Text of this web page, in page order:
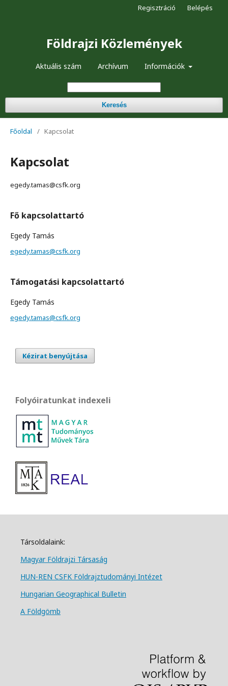
Földrajzi Közlemények
Aktuális szám Archívum Információk
Keresés
Regisztráció Belépés
Főoldal / Kapcsolat
Kapcsolat
egedy.tamas@csfk.org
Fő kapcsolattartó
Egedy Tamás
egedy.tamas@csfk.org
Támogatási kapcsolattartó
Egedy Tamás
egedy.tamas@csfk.org
Kézirat benyújtása
Folyóiratunkat indexeli
Társoldalaink:
Magyar Földrajzi Társaság
HUN-REN CSFK Földrajztudományi Intézet
Hungarian Geographical Bulletin
A Földgömb